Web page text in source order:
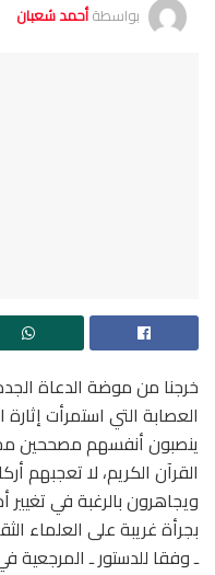
بواسطةأحمد شعبان
خرجنا من موضة الدعاة
العصابة التي استمرأت
ينصبون أنفسهم مصححين
القرآن الكريم، لا تعجبهم
ويجاهرون بالرغبة في
بجرأة غريبة على العلماء
ـ وفقا للدستور ـ المرجعية